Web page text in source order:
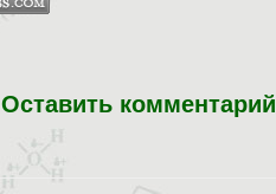
Оставить комментарий